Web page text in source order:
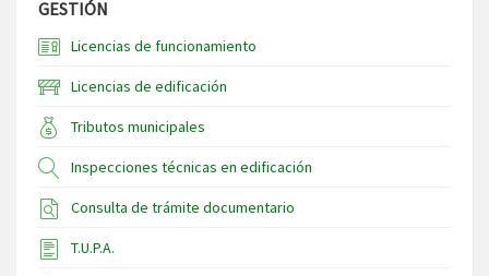
GESTIÓN
Licencias de funcionamiento
Licencias de edificación
Tributos municipales
Inspecciones técnicas en edificación
Consulta de trámite documentario
T.U.P.A.